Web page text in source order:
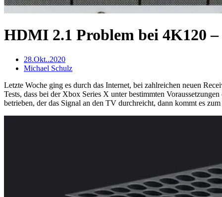
HDMI 2.1 Problem bei 4K120
28.Okt..2020
Michael Schulz
Letzte Woche ging es durch das Internet, bei zahlreichen neuen
Tests, dass bei der Xbox Series X unter bestimmten
betrieben, der das Signal an den TV durchreicht, dann kommt es